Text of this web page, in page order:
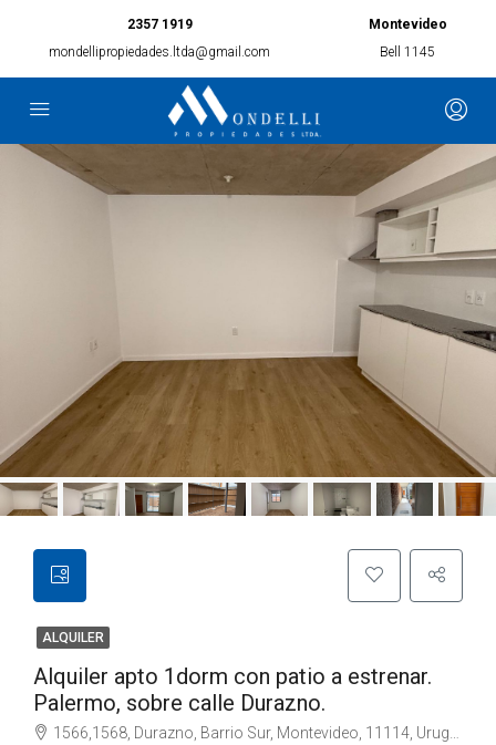
2357 1919
mondellipropiedades.ltda@gmail.com
Montevideo
Bell 1145
ALQUILER
Alquiler apto 1dorm con patio a estrenar.
Palermo, sobre calle Durazno.
1566,1568, Durazno, Barrio Sur, Montevideo, 11114, Uruguay